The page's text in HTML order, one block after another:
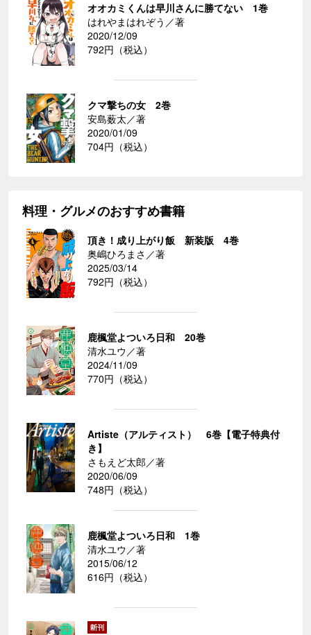
オオカミくんは早川さんに勝てない 1巻
はれやまはれぞう／著
2020/12/09
792円（税込）
クマ撃ちの女 2巻
安島薮太／著
2020/01/09
704円（税込）
料理・グルメのおすすめ書籍
頂き！成り上がり飯 新装版 4巻
奥嶋ひろまさ／著
2025/03/14
792円（税込）
鹿楓堂よついろ日和 20巻
清水ユウ／著
2024/11/09
770円（税込）
Artiste（アルティスト） 6巻【電子特典付
き】
さもえど太郎／著
2020/06/09
748円（税込）
鹿楓堂よついろ日和 1巻
清水ユウ／著
2015/06/12
616円（税込）